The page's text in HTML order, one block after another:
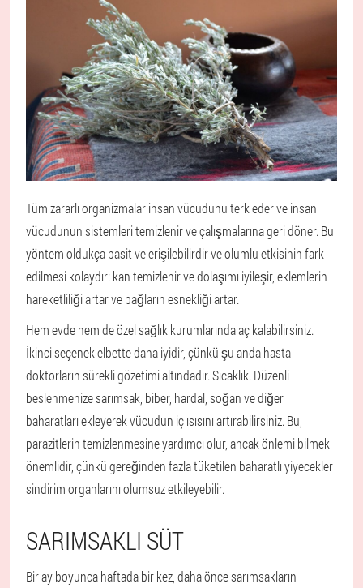
Tüm zararlı organizmalar insan vücudunu terk eder ve insan
vücudunun sistemleri temizlenir ve çalışmalarına geri döner. Bu
yöntem oldukça basit ve erişilebilirdir ve olumlu etkisinin fark
edilmesi kolaydır: kan temizlenir ve dolaşımı iyileşir, eklemlerin
hareketliliği artar ve bağların esnekliği artar.
Hem evde hem de özel sağlık kurumlarında aç kalabilirsiniz.
İkinci seçenek elbette daha iyidir, çünkü şu anda hasta
doktorların sürekli gözetimi altındadır. Sıcaklık. Düzenli
beslenmenize sarımsak, biber, hardal, soğan ve diğer
baharatları ekleyerek vücudun iç ısısını artırabilirsiniz. Bu,
parazitlerin temizlenmesine yardımcı olur, ancak önlemi bilmek
önemlidir, çünkü gereğinden fazla tüketilen baharatlı yiyecekler
sindirim organlarını olumsuz etkileyebilir.
SARIMSAKLI SÜT
Bir ay boyunca haftada bir kez, daha önce sarımsakların